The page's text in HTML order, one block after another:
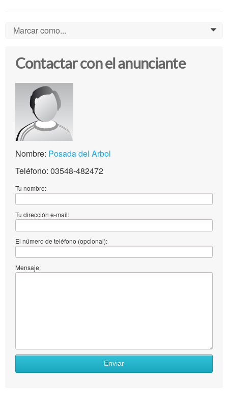
Marcar como... 0
Contactar con el anunciante
Nombre: Posada del Arbol
Teléfono: 03548-482472
Tu nombre:
Tu dirección e-mail:
El número de teléfono (opcional):
Mensaje:
Enviar